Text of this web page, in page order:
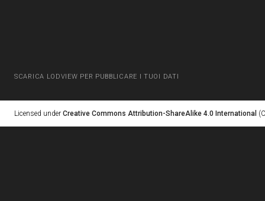
SCARICA LODVIEW PER PUBBLICARE I TUOI DATI
Licensed under Creative Commons Attribution-ShareAlike 4.0 International